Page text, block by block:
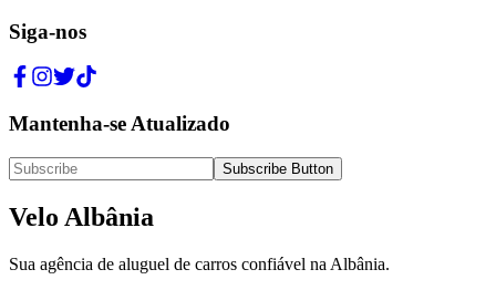
Siga-nos
Mantenha-se Atualizado
Subscribe Button
Velo Albânia
Sua agência de aluguel de carros confiável na Albânia.